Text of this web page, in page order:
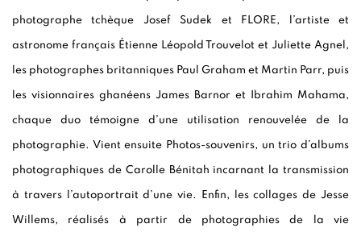
photographe tchèque Josef Sudek et FLORE, l’artiste et
astronome français Étienne Léopold Trouvelot et Juliette Agnel,
les photographes britanniques Paul Graham et Martin Parr, puis
les visionnaires ghanéens James Barnor et Ibrahim Mahama,
chaque duo témoigne d’une utilisation renouvelée de la
photographie. Vient ensuite Photos-souvenirs, un trio d’albums
photographiques de Carolle Bénitah incarnant la transmission
à travers l’autoportrait d’une vie. Enfin, les collages de Jesse
Willems, réalisés à partir de photographies de la vie